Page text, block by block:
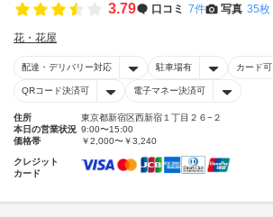
3.79 口コミ 7件 写真 35枚
花・花屋
配達・デリバリー対応 駐車場有 カード可
QRコード決済可 電子マネー決済可
住所
東京都新宿区西新宿１丁目２６−２
本日の営業状況 9:00〜15:00
価格帯
￥2,000〜￥3,240
クレジット
カード